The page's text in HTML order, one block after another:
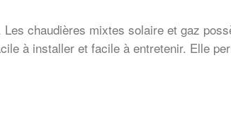
Les chaudières mixtes solaire et gaz
à installer et facile à entretenir. Elle